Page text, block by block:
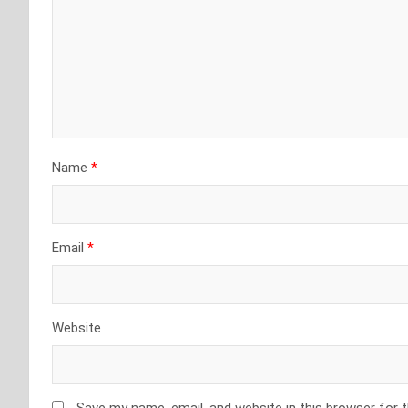
Name *
Email *
Website